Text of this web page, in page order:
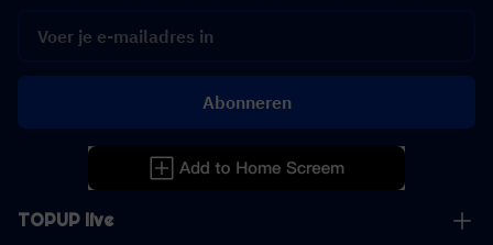
TOPUP live
Abonneren